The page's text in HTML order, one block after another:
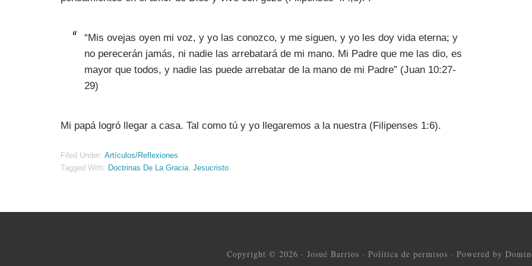
“Mis ovejas oyen mi voz, y yo las conozco, y me siguen, y yo les doy vida eterna; y
no perecerán jamás, ni nadie las arrebatará de mi mano. Mi Padre que me las dio, es
mayor que todos, y nadie las puede arrebatar de la mano de mi Padre” (Juan 10:27-
29)
Mi papá logró llegar a casa. Tal como tú y yo llegaremos a la nuestra (Filipenses 1:6).
Filed Under: Artículos/Reflexiones
Tagged With: Doctrinas De La Gracia, Jesucristo
Copyright © 2026 · Josué Barrios · Política de permisos · Powered by